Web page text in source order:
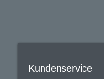
Kundenservice